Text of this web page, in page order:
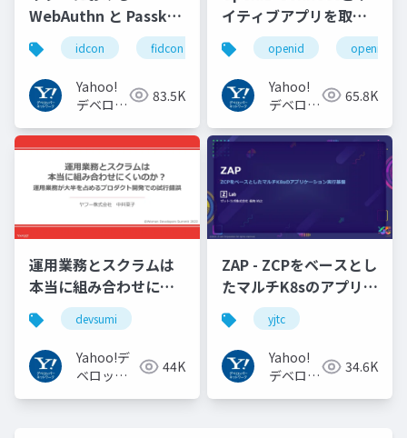
WebAuthn と Passkey
の UX の紹介と考察
#idcon #fidcon
idcon fidcon
Yahoo!
デベロッ
トワーク
83.5K
イティブアプリを取り
巻く仕様と動向 Yahoo!
JAPANの取り組み
#openid
#openid_tokyo
openid
Yahoo!
デベロッ
トワーク
65.8K
運用業務とスクラムは
本当に組み合わせにく
いのか︖運用業務が大
半を占めるプロダクト
開発での試行錯誤
devsumi
Yahoo!デ
ベロッパ
44K
ZAP - ZCPをベースとし
たマルチK8sのアプリケ
ーション実行基盤
#YJTC / YJTC21 B-3
yjtc
Yahoo!
デベロッ
34.6K